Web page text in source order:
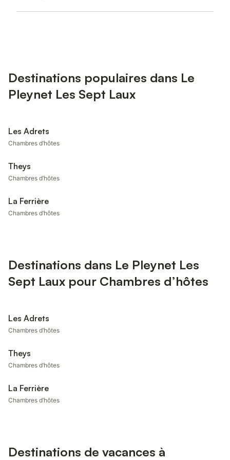
Destinations populaires dans Le
Pleynet Les Sept Laux
Les Adrets
Chambres d’hôtes
Theys
Chambres d’hôtes
La Ferrière
Chambres d’hôtes
Destinations dans Le Pleynet Les
Sept Laux pour Chambres d’hôtes
Les Adrets
Chambres d’hôtes
Theys
Chambres d’hôtes
La Ferrière
Chambres d’hôtes
Destinations de vacances à